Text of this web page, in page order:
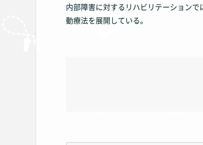
内部障害に対するリハビリテーション
動療法を展開している。